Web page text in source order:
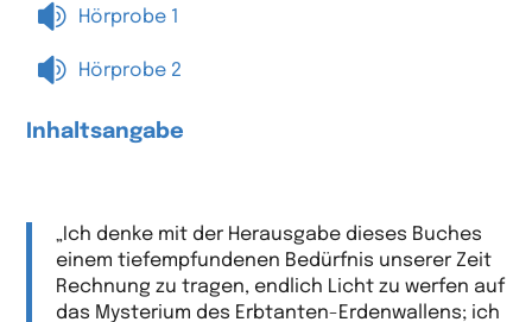
 Hörprobe 1
 Hörprobe 2
Inhaltsangabe
„Ich denke mit der Herausgabe dieses Buches
einem tiefempfundenen Bedürfnis unserer Zeit
Rechnung zu tragen, endlich Licht zu werfen auf
das Mysterium des Erbtanten-Erdenwallens; ich